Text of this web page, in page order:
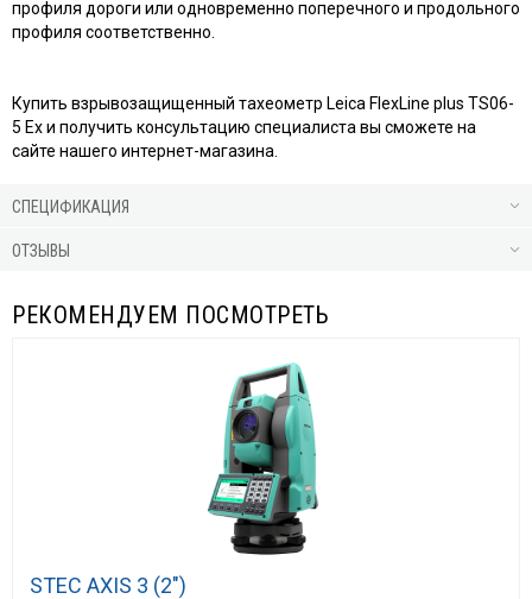
профиля дороги или одновременно поперечного и продольного
профиля соответственно.
Купить взрывозащищенный тахеометр Leica FlexLine plus TS06-
5 Ex и получить консультацию специалиста вы сможете на
сайте нашего интернет-магазина.
СПЕЦИФИКАЦИЯ
ОТЗЫВЫ
РЕКОМЕНДУЕМ ПОСМОТРЕТЬ
STEC AXIS 3 (2″)